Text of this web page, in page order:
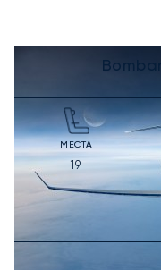
МЕСТА
19